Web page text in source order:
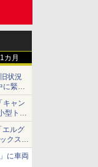
1カ月
状況
に緊急
キャン
型トラ
エルグ
クス」
に車両